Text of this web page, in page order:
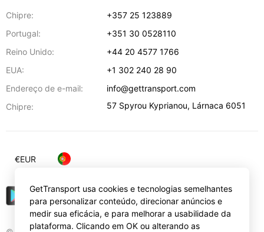
Chipre:
+357 25 123889
Portugal:
+351 30 0528110
Reino Unido:
+44 20 4577 1766
EUA:
+1 302 240 28 90
Endereço de e-mail:
info@gettransport.com
Chipre:
57 Spyrou Kyprianou, Lárnaca 6051
€EUR
GetTransport usa cookies e tecnologias semelhantes
para personalizar conteúdo, direcionar anúncios e
medir sua eficácia, e para melhorar a usabilidade da
plataforma. Clicando em OK ou alterando as